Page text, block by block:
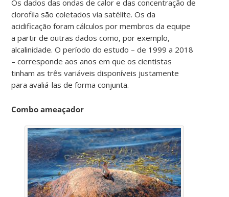
Os dados das ondas de calor e das concentração de
clorofila são coletados via satélite. Os da
acidificação foram cálculos por membros da equipe
a partir de outras dados como, por exemplo,
alcalinidade. O período do estudo – de 1999 a 2018
– corresponde aos anos em que os cientistas
tinham as três variáveis disponíveis justamente
para avaliá-las de forma conjunta.
Combo ameaçador